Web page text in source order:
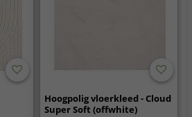
Hoogpolig vloerkleed - Cloud
Super Soft (offwhite)